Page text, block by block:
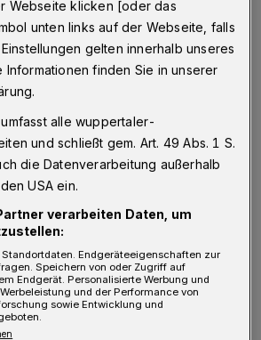
2 - ETG Wuppertal 6:5
mit einem Handicap: Max
verletzungsbedingt in die
Dennoch führten die
Pause nach Toren von Max
Schmitz (2), Enno Heisler
Wechsel kippte das Spiel.
schon gelaufen, hier
mehr drin", ärgert sich
Woche kommt das
Webseite klicken [oder das
unten links auf der Webseite, falls
gelten innerhalb unseres
Informationen finden Sie in unserer
alle wuppertaler-
und schließt gem. Art. 49 Abs. 1 S.
die Datenverarbeitung außerhalb
USA ein.
verarbeiten Daten, um
Endgeräteeigenschaften zur
Speichern von oder Zugriff auf
Endgerät. Personalisierte Werbung und
und der Performance von
sowie Entwicklung und